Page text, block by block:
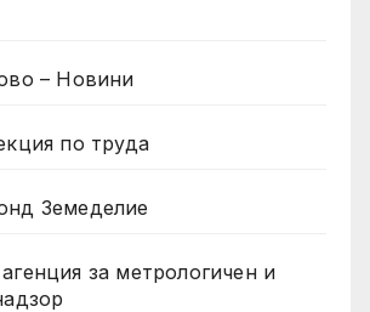
– Новини
по труда
Земеделие
за метрологичен и